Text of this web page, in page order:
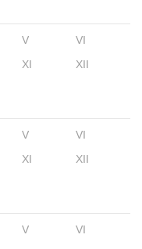
V
VI
XI XII
V
VI
XI XII
V
VI